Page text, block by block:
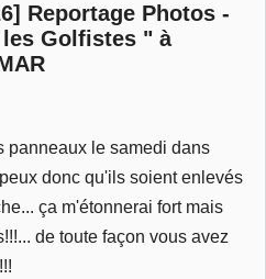
Reportage Photos -
Golfistes " à
panneaux le samedi dans
donc qu'ils soient enlevés
ça m'étonnerai fort mais
de toute façon vous avez